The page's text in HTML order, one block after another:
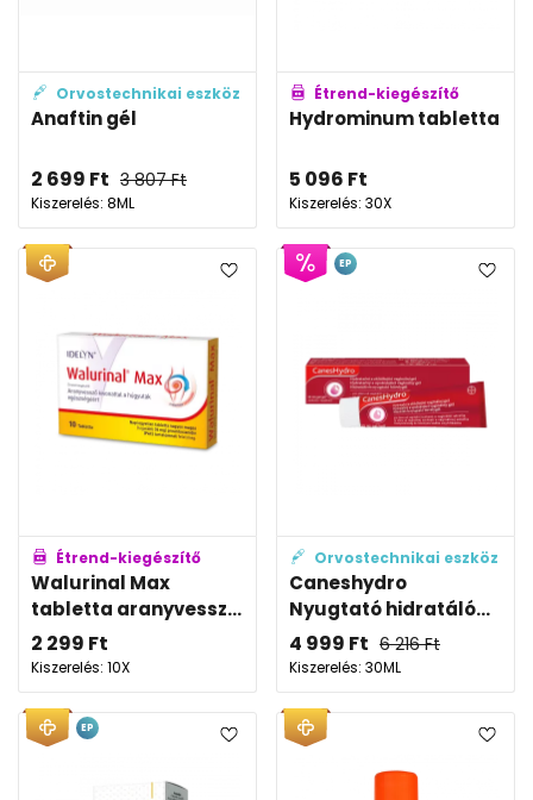
Orvostechnikai eszköz
Anaftin gél
2 699 Ft 3 807Ft
Kiszerelés: 8ML
Étrend-kiegészítő
Hydrominum tabletta
5 096 Ft
Kiszerelés: 30X
Étrend-kiegészítő
Walurinal Max
tabletta aranyvessz...
2 299 Ft
Kiszerelés: 10X
Orvostechnikai eszköz
Caneshydro
Nyugtató hidratáló...
4 999 Ft 6 216Ft
Kiszerelés: 30ML
EP
EP